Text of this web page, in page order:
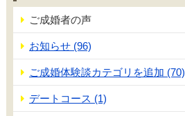
ご成婚者の声
お知らせ (96)
ご成婚体験談カテゴリを追加 (70)
デートコース (1)